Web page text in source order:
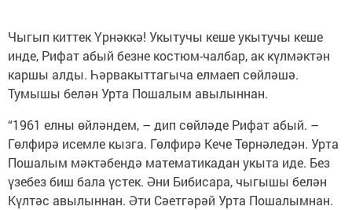
Чыгып киттек Үрнәккә! Укытучы кеше укытучы кеше
инде, Рифат абый безне костюм-чалбар, ак күлмәктән
каршы алды. Һәрвакыттагыча елмаеп сөйләшә.
Тумышы белән Урта Пошалым авылыннан.
“1961 елны өйләндем, – дип сөйләде Рифат абый. –
Гөлфирә исемле кызга. Гөлфирә Кече Төрнәледән. Урта
Пошалым мәктәбендә математикадан укыта иде. Без
үзебез биш бала үстек. Әни Бибисара, чыгышы белән
Күлтәс авылыннан. Әти Сәетгәрәй Урта Пошалымнан.